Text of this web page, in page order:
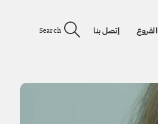
الفروع إتصل بنا Search